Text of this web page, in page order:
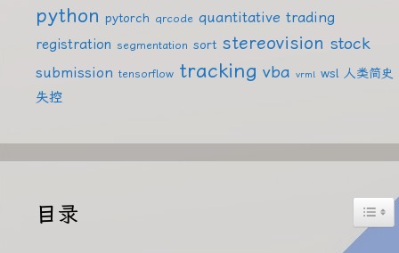
python pytorch qrcode quantitative trading
registration segmentation sort stereovision stock
submission tensorflow tracking vba vrml wsl 人类简史
失控
目录